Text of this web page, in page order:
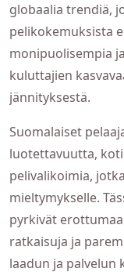
globaalia trendiä,
pelikokemuksista
monipuolisempia
kuluttajien
jännityksestä.
Suomalaiset
luotettavuutta,
pelivalikoimia,
mieltymykselle.
pyrkivät
ratkaisuja ja
laadun ja palvelun